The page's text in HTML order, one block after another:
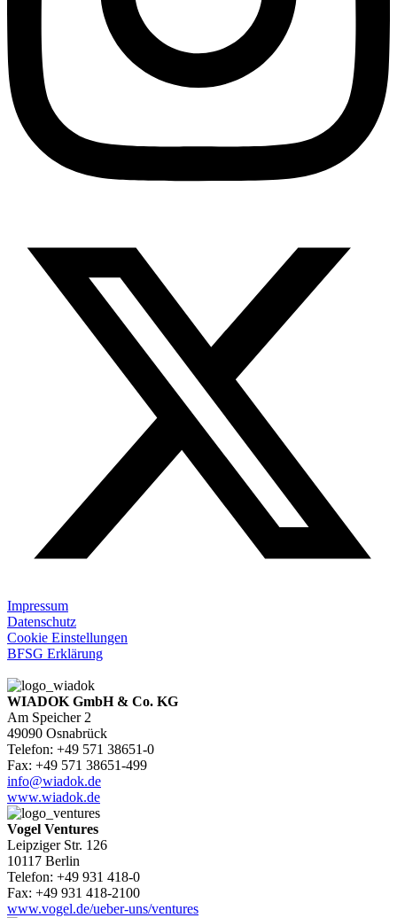
Impressum
Datenschutz
Cookie Einstellungen
BFSG Erklärung
WIADOK GmbH & Co. KG
Am Speicher 2
49090 Osnabrück
Telefon: +49 571 38651-0
Fax: +49 571 38651-499
info@wiadok.de
www.wiadok.de
Vogel Ventures
Leipziger Str. 126
10117 Berlin
Telefon: +49 931 418-0
Fax: +49 931 418-2100
www.vogel.de/ueber-uns/ventures